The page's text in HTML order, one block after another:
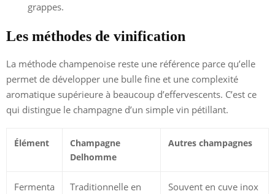
grappes.
Les méthodes de vinification
La méthode champenoise reste une référence parce qu’elle
permet de développer une bulle fine et une complexité
aromatique supérieure à beaucoup d’effervescents. C’est ce
qui distingue le champagne d’un simple vin pétillant.
Élément
Champagne
Delhomme
Autres champagnes
Fermenta
Traditionnelle en
Souvent en cuve inox